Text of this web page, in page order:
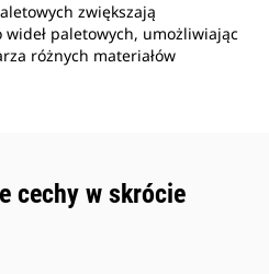
zwiększają
paletowych, umożliwiając
różnych materiałów
cechy w skrócie